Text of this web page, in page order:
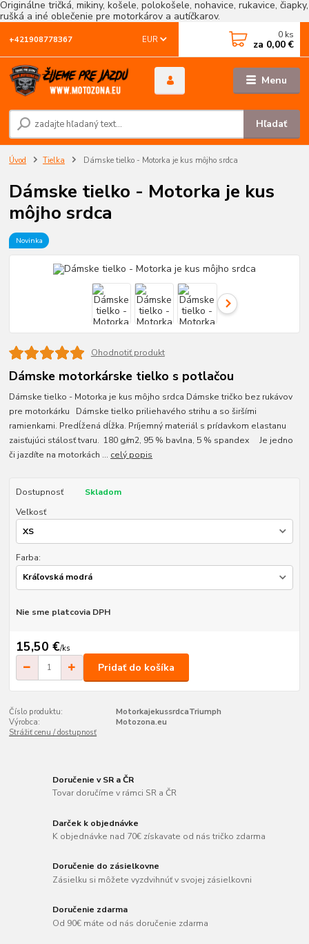
Originálne tričká, mikiny, košele, polokošele, nohavice, rukavice, čiapky,
rušká a iné oblečenie pre motorkárov a autíčkarov.
Menu
EUR
Hľadať
+421908778367 0 ks
za 0,00 €
Úvod Tielka Dámske tielko - Motorka je kus môjho srdca
Dámske tielko - Motorka je kus
môjho srdca
Novinka
Ohodnotiť produkt
Dámske motorkárske tielko s potlačou
Dámske tielko - Motorka je kus môjho srdca Dámske tričko bez rukávov
pre motorkárku Dámske tielko priliehavého strihu a so širšími
ramienkami. Predĺžená dĺžka. Príjemný materiál s prídavkom elastanu
zaisťujúci stálosť tvaru. 180 g/m2, 95 % bavlna, 5 % spandex Je jedno
či jazdíte na motorkách ... celý popis
Dostupnosť
Skladom
Veľkosť
Farba:
Nie sme platcovia DPH
15,50 €/ks
Pridať do košíka
Číslo produktu:
MotorkajekussrdcaTriumph
Výrobca:
Motozona.eu
Strážiť cenu / dostupnosť
Doručenie v SR a ČR
Tovar doručíme v rámci SR a ČR
Darček k objednávke
K objednávke nad 70€ získavate od nás tričko zdarma
Doručenie do zásielkovne
Zásielku si môžete vyzdvihnúť v svojej zásielkovni
Doručenie zdarma
Od 90€ máte od nás doručenie zdarma